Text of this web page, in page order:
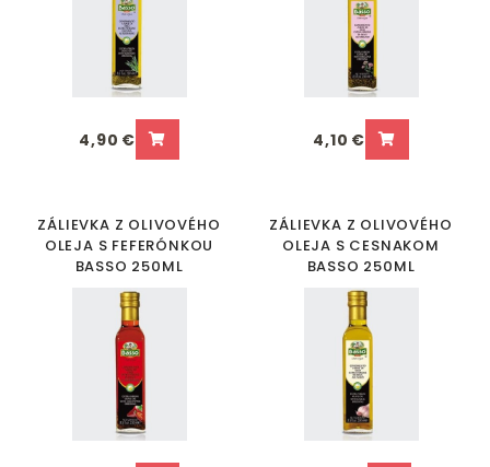
4,90 € 4,10 €
ZÁLIEVKA Z OLIVOVÉHO
OLEJA S FEFERÓNKOU
BASSO 250ML
ZÁLIEVKA Z OLIVOVÉHO
OLEJA S CESNAKOM
BASSO 250ML